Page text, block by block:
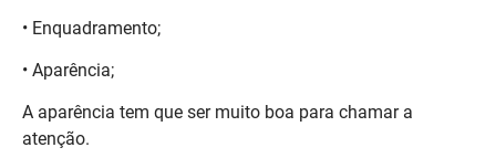
atenção.
19. THUMBNAIL VAI DITAR O
SEU SUCESSO